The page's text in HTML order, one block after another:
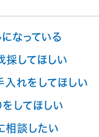
なっている
採してほしい
れをしてほしい
してほしい
相談したい